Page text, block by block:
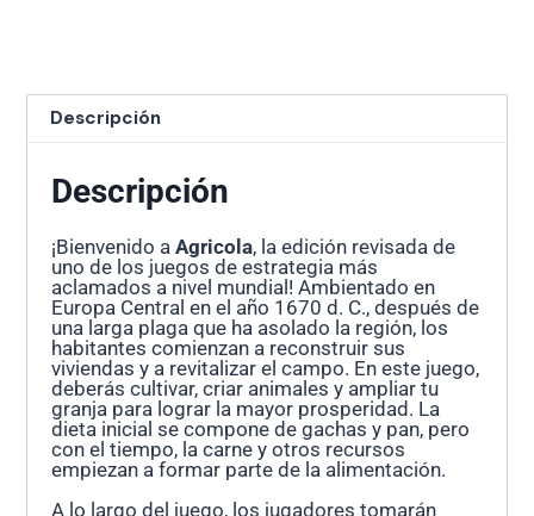
Descripción
Descripción
¡Bienvenido aAgricola, la edición revisada de
uno de los juegos de estrategia más
aclamados a nivel mundial! Ambientado en
Europa Central en el año 1670 d. C., después de
una larga plaga que ha asolado la región, los
habitantes comienzan a reconstruir sus
viviendas y a revitalizar el campo. En este juego,
deberás cultivar, criar animales y ampliar tu
granja para lograr la mayor prosperidad. La
dieta inicial se compone de gachas y pan, pero
con el tiempo, la carne y otros recursos
empiezan a formar parte de la alimentación.
A lo largo del juego, los jugadores tomarán